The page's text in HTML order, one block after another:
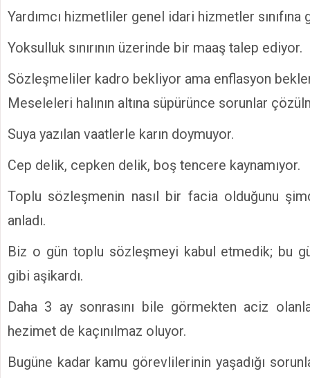
Yardımcı hizmetliler genel idari hizmetler
Yoksulluk sınırının üzerinde bir maaş talep ediyor.
Sözleşmeliler kadro bekliyor ama enflasyon
Meseleleri halının altına süpürünce sorunlar
Suya yazılan vaatlerle karın doymuyor.
Cep delik, cepken delik, boş tencere kaynamıyor.
Toplu sözleşmenin nasıl bir facia olduğunu
anladı.
Biz o gün toplu sözleşmeyi kabul etmedik; bu
gibi aşikardı.
Daha 3 ay sonrasını bile görmekten aciz
hezimet de kaçınılmaz oluyor.
Bugüne kadar kamu görevlilerinin yaşadığı